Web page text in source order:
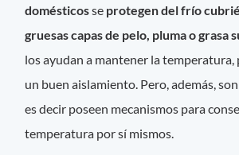
domésticosse protegen del frío
gruesas capas de pelo, pluma o grasa
los ayudan a mantener la
un buen aislamiento. Pero, además, son
es decir poseen mecanismos para
temperatura por sí mismos.